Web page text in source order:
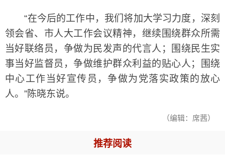
“在今后的工作中，我们将加大学习力度，深刻
领会省、市人大工作会议精神，继续围绕群众所需
当好联络员，争做为民发声的代言人；围绕民生实
事当好监督员，争做维护群众利益的贴心人；围绕
中心工作当好宣传员，争做为党落实政策的放心
人。”陈晓东说。
（编辑：席茜）
推荐阅读